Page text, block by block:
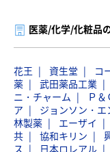
医薬/化学/化粧品
花王 資生堂 コ
薬
武田薬品工業
ニ・チャーム
Ｐ
ア
ジョンソン・
林製薬
エーザイ
共
協和キリン
ス
日本ロレアル